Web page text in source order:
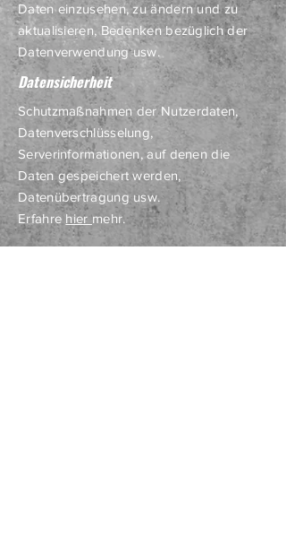
Daten einzusehen, zu ändern und zu
aktualisieren, Bedenken bezüglich der
Datenverwendung usw.
Datensicherheit
Schutzmaßnahmen der Nutzerdaten,
Datenverschlüsselung,
Serverinformationen, auf denen die
Daten gespeichert werden,
Datenübertragung usw.
Erfahre hiermehr.